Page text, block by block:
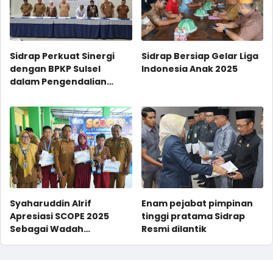
Sidrap Perkuat Sinergi
dengan BPKP Sulsel
dalam Pengendalian
Sidrap Bersiap Gelar Liga
Indonesia Anak 2025
Syaharuddin Alrif
Apresiasi SCOPE 2025
Sebagai Wadah
Enam pejabat pimpinan
tinggi pratama Sidrap
Resmi dilantik